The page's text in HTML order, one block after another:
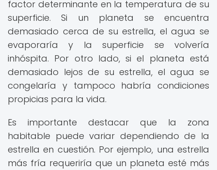
factor determinante en la temperatura de su
superficie. Si un planeta se encuentra
demasiado cerca de su estrella, el agua se
evaporaría y la superficie se volvería
inhóspita. Por otro lado, si el planeta está
demasiado lejos de su estrella, el agua se
congelaría y tampoco habría condiciones
propicias para la vida.
Es importante destacar que la zona
habitable puede variar dependiendo de la
estrella en cuestión. Por ejemplo, una estrella
más fría requeriría que un planeta esté más